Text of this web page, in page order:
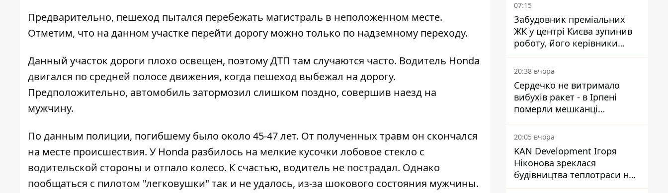
Предварительно, пешеход пытался перебежать магистраль в неположенном месте.
Отметим, что на данном участке перейти дорогу можно только по надземному переходу.
Данный участок дороги плохо освещен, поэтому ДТП там случаются часто. Водитель Honda
двигался по средней полосе движения, когда пешеход выбежал на дорогу.
Предположительно, автомобиль затормозил слишком поздно, совершив наезд на
мужчину.
По данным полиции, погибшему было около 45-47 лет. От полученных травм он скончался
на месте происшествия. У Honda разбилось на мелкие кусочки лобовое стекло с
водительской стороны и отпало колесо. К счастью, водитель не пострадал. Однако
пообщаться с пилотом "легковушки" так и не удалось, из-за шокового состояния мужчины.
07:15
Забудовник преміальних
ЖК у центрі Києва зупинив
роботу, його керівники
втекли з України - Bihus.info
20:38 вчора
Сердечко не витримало
вибухів ракет - в Ірпені
померли мешканці
притулку для собак з
інвалідністю
20:05 вчора
KAN Development Ігоря
Ніконова зреклася
будівництва теплотраси на
Теремках